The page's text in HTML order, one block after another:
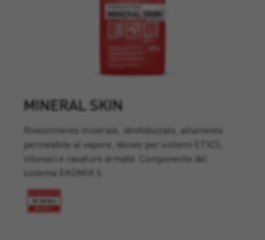
MINERAL SKIN
Rivestimento minerale, idrofobizzato, altamente
permeabile al vapore, idoneo per sistemi ETICS,
intonaci e rasature armate. Componente del
sistema EKOMIX S.